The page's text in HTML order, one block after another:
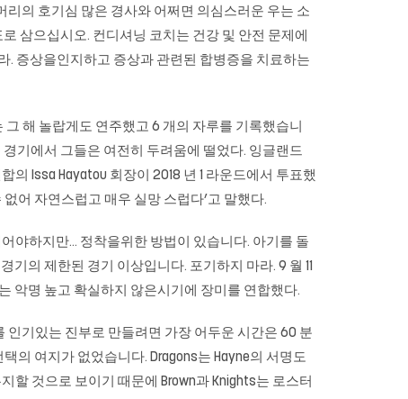
리의 호기심 많은 경사와 어쩌면 의심스러운 우는 소
삼으십시오. 컨디셔닝 코치는 건강 및 안전 문제에
. 증상을인지하고 증상과 관련된 합병증을 치료하는
해 놀랍게도 연주했고 6 개의 자루를 기록했습니
기에서 그들은 여전히 ​​두려움에 떨었다. 잉글랜드
Issa Hayatou 회장이 2018 년 1 라운드에서 투표했
어 자연스럽고 매우 실망 스럽다’고 말했다.
야하지만… 정착을위한 방법이 있습니다. 아기를 돌
의 제한된 경기 이상입니다. 포기하지 마라. 9 월 11
악명 높고 확실하지 않은시기에 장미를 연합했다.
기있는 진부로 만들려면 가장 어두운 시간은 60 분
의 여지가 없었습니다. Dragons는 Hayne의 서명도
할 것으로 보이기 때문에 Brown과 Knights는 로스터